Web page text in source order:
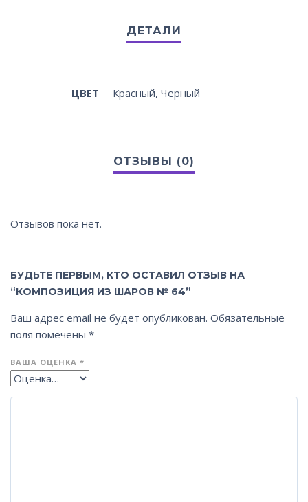
ЦВЕТ Красный, Черный
Отзывов пока нет.
БУДЬТЕ ПЕРВЫМ, КТО ОСТАВИЛ ОТЗЫВ НА
“КОМПОЗИЦИЯ ИЗ ШАРОВ № 64”
Ваш адрес email не будет опубликован. Обязательные
поля помечены *
ВАША ОЦЕНКА *